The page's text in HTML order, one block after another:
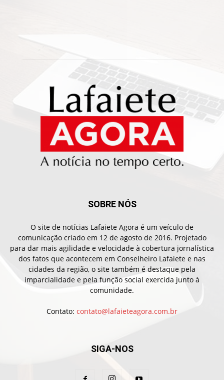
SOBRE NÓS
O site de notícias Lafaiete Agora é um veículo de
comunicação criado em 12 de agosto de 2016. Projetado
para dar mais agilidade e velocidade à cobertura jornalística
dos fatos que acontecem em Conselheiro Lafaiete e nas
cidades da região, o site também é destaque pela
imparcialidade e pela função social exercida junto à
comunidade.
Contato: contato@lafaieteagora.com.br
SIGA-NOS